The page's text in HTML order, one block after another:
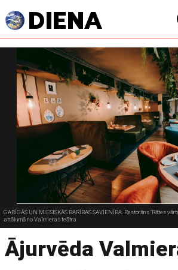
GARĪGĀS UN MIESISKĀS BARĪBAS SAVIENĪBA. Restorāns "Rātes
attālumā no Valmieras teātra
Ājurvēda